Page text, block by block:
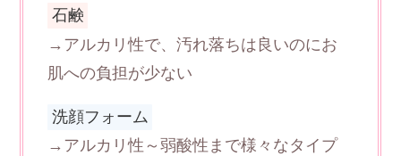
石鹸
→アルカリ性で、汚れ落ちは良いのにお
肌への負担が少ない
洗顔フォーム
→アルカリ性～弱酸性まで様々なタイプ